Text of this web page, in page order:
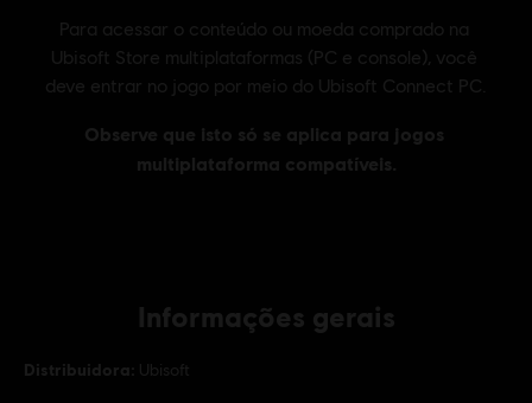
Informações gerais
Distribuidora: Ubisoft